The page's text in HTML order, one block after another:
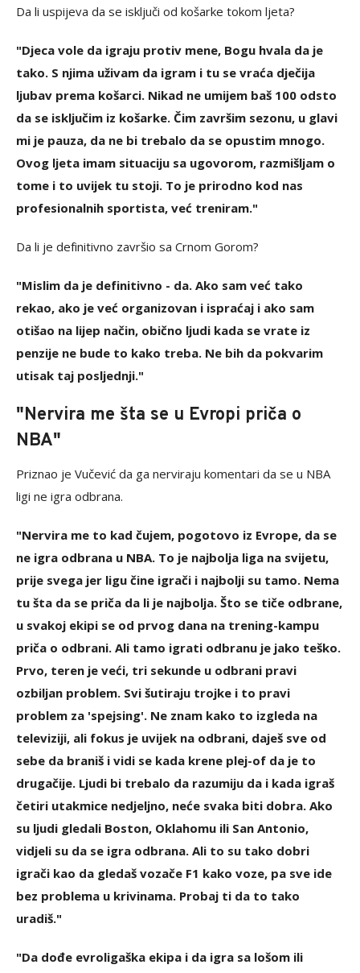
Da li uspijeva da se isključi od košarke tokom ljeta?
"Djeca vole da igraju protiv mene, Bogu hvala da je
tako. S njima uživam da igram i tu se vraća dječija
ljubav prema košarci. Nikad ne umijem baš 100 odsto
da se isključim iz košarke. Čim završim sezonu, u glavi
mi je pauza, da ne bi trebalo da se opustim mnogo.
Ovog ljeta imam situaciju sa ugovorom, razmišljam o
tome i to uvijek tu stoji. To je prirodno kod nas
profesionalnih sportista, već treniram."
Da li je definitivno završio sa Crnom Gorom?
"Mislim da je definitivno - da. Ako sam već tako
rekao, ako je već organizovan i ispraćaj i ako sam
otišao na lijep način, obično ljudi kada se vrate iz
penzije ne bude to kako treba. Ne bih da pokvarim
utisak taj posljednji."
"Nervira me šta se u Evropi priča o
NBA"
Priznao je Vučević da ga nerviraju komentari da se u NBA
ligi ne igra odbrana.
"Nervira me to kad čujem, pogotovo iz Evrope, da se
ne igra odbrana u NBA. To je najbolja liga na svijetu,
prije svega jer ligu čine igrači i najbolji su tamo. Nema
tu šta da se priča da li je najbolja. Što se tiče odbrane,
u svakoj ekipi se od prvog dana na trening-kampu
priča o odbrani. Ali tamo igrati odbranu je jako teško.
Prvo, teren je veći, tri sekunde u odbrani pravi
ozbiljan problem. Svi šutiraju trojke i to pravi
problem za 'spejsing'. Ne znam kako to izgleda na
televiziji, ali fokus je uvijek na odbrani, daješ sve od
sebe da braniš i vidi se kada krene plej-of da je to
drugačije. Ljudi bi trebalo da razumiju da i kada igraš
četiri utakmice nedjeljno, neće svaka biti dobra. Ako
su ljudi gledali Boston, Oklahomu ili San Antonio,
vidjeli su da se igra odbrana. Ali to su tako dobri
igrači kao da gledaš vozače F1 kako voze, pa sve ide
bez problema u krivinama. Probaj ti da to tako
uradiš."
"Da dođe evroligaška ekipa i da igra sa lošom ili